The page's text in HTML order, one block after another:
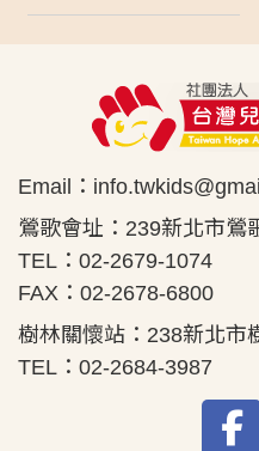
Email：
鶯歌會址：239新北市鶯
TEL：02-2679-1074
FAX：02-2678-6800
樹林關懷站：238新北市
TEL：02-2684-3987